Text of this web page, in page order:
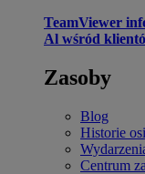
TeamViewer
Al wśród
Zasoby
Blog
Historie
Centrum